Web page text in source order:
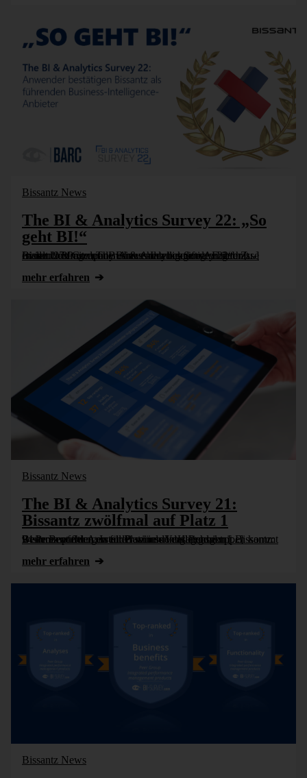
Bissantz News
The BI & Analytics Survey 22: „So
geht BI!“
In der Umfrage „The BI & Analytics Survey 22“ hat Bissantz & Company erneut heraus­ragende Er­geb­nisse erzielt. 97 Prozent der An­wen­der be­kräf­tigten ihre Zu­frieden­heit mit dem Business-Intelligence-Anbieter [...]
mehr erfahren
Bissantz News
The BI & Analytics Survey 21:
Bissantz zwölfmal auf Platz 1
Beste Bewertungen für Business Intelligence mit Bissantz: 94 Prozent der Anwender würden das Produkt weiterempfehlen. In allen seinen Vergleichsgruppen kommt Bissantz auf den ersten Platz in den Kategorien [...]
mehr erfahren
Bissantz News